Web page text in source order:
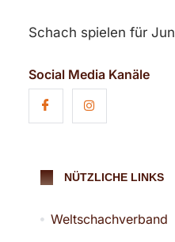
Schach spielen für
Social Media Kanäle
NÜTZLICHE LINKS
Weltschachverband